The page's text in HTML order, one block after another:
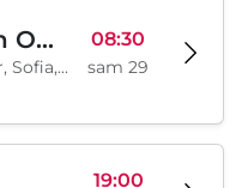
DEV.BG All in One 2026
Inter Ekspo Tsentar, Sofia, BG
08:30
sam 29
19:00